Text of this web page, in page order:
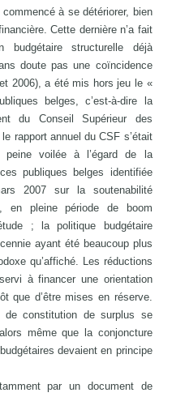
à se détériorer, bien
Cette dernière n’a fait
structurelle déjà
doute pas une coïncidence
2006), a été mis hors jeu le «
belges, c’est-à-dire la
du Conseil Supérieur des
rapport annuel du CSF s’était
voilée à l’égard de la
publiques belges identifiée
2007 sur la soutenabilité
en pleine période de boom
; la politique budgétaire
ayant été beaucoup plus
qu’affiché. Les réductions
à financer une orientation
que d’être mises en réserve.
de constitution de surplus se
même que la conjoncture
devaient en principe
par un document de